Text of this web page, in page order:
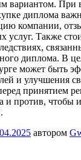
вариантом. При
диплома
компании,
услуг. Также
диплома. В
может быть
и улучшения
принятием
и против, чтобы
автором